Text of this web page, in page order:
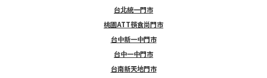
台北統一門市
桃園ATT筷食尚門市
台中新一中門市
台中一中門市
台南新天地門市